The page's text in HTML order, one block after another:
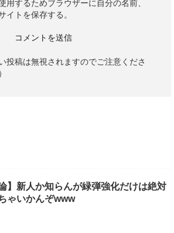
用するためブラウザーに自分の名前、
イトを保存する。
投稿は無視されますのでご注意くださ
論】新人か知らんが緑弾強化だけは絶対
ゃいかんぞwww